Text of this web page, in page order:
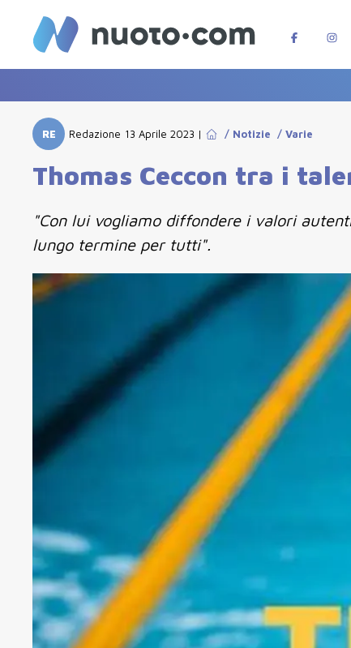
RE Redazione 13 Aprile 2023 | / Notizie /Varie
Thomas Ceccon tra i
"Con lui vogliamo diffondere i valori
lungo termine per tutti".